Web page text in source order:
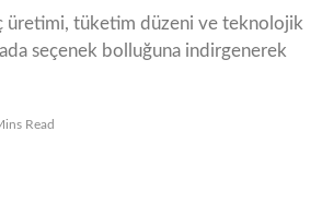
üretimi, tüketim düzeni ve teknolojik
seçenek bolluğuna indirgenerek
Read